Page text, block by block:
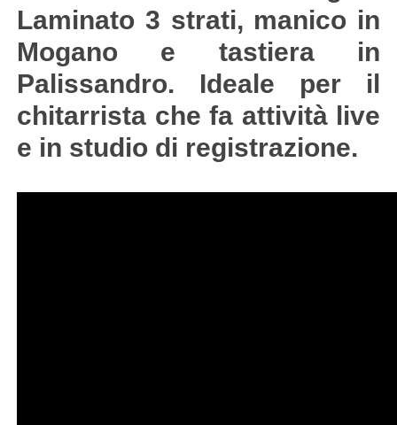
Laminato 3 strati, manico in
Mogano e tastiera in
Palissandro. Ideale per il
chitarrista che fa attività live
e in studio di registrazione.